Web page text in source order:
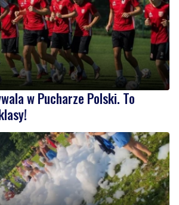
w Pucharze Polski. To